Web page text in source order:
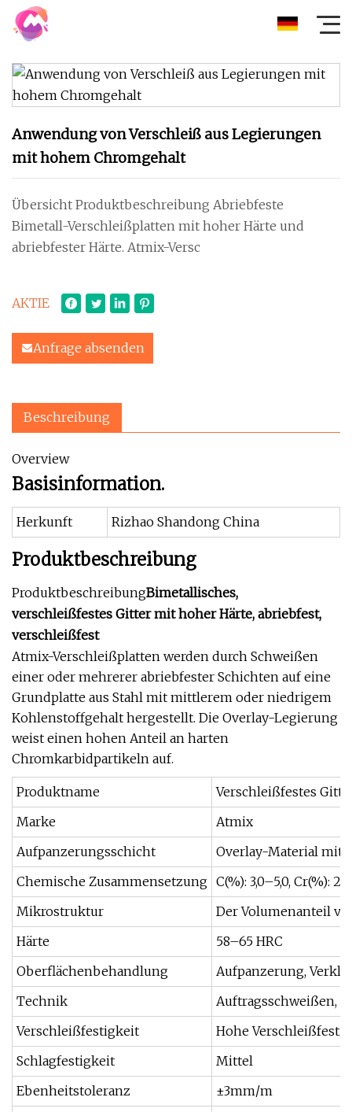
Anwendung von Verschleiß aus Legierungen
mit hohem Chromgehalt
Übersicht Produktbeschreibung Abriebfeste
Bimetall-Verschleißplatten mit hoher Härte und
abriebfester Härte. Atmix-Versc
AKTIE
Anfrage absenden
Beschreibung
Overview
Basisinformation.
Herkunft Rizhao Shandong China
Produktbeschreibung
ProduktbeschreibungBimetallisches,
verschleißfestes Gitter mit hoher Härte, abriebfest,
verschleißfest
Atmix-Verschleißplatten werden durch Schweißen
einer oder mehrerer abriebfester Schichten auf eine
Grundplatte aus Stahl mit mittlerem oder niedrigem
Kohlenstoffgehalt hergestellt. Die Overlay-Legierung
weist einen hohen Anteil an harten
Chromkarbidpartikeln auf.
Produktname
Verschleißfestes
Marke
Atmix
Aufpanzerungsschicht
Overlay-Material mit
Chemische Zusammensetzung C(%): 3,0–5,0, Cr(%):
Mikrostruktur
Der Volumenanteil
Härte
58–65 HRC
Oberflächenbehandlung
Aufpanzerung,
Technik
Auftragsschweißen,
Verschleißfestigkeit
Hohe
Schlagfestigkeit
Mittel
Ebenheitstoleranz
±3mm/m